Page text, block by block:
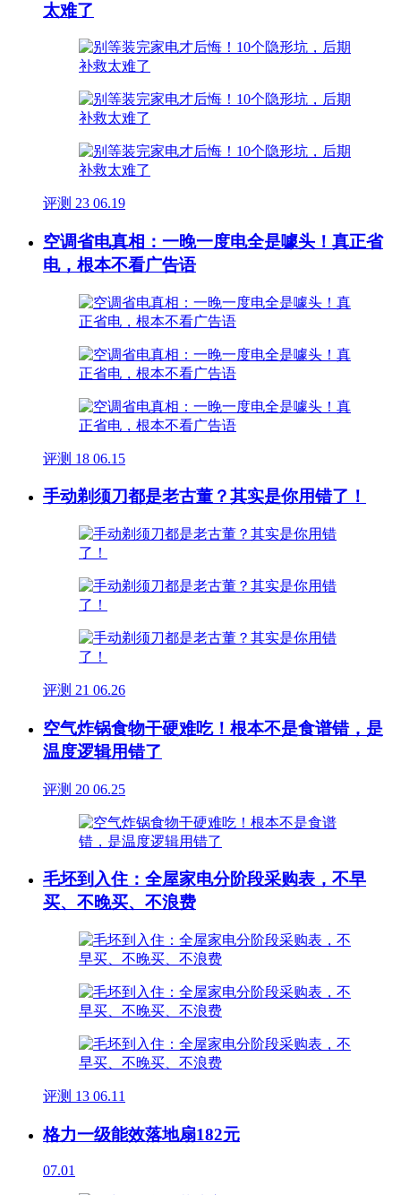
太难了
评测 23 06.19
空调省电真相：一晚一度电全是噱头！真正省
电，根本不看广告语
评测 18 06.15
手动剃须刀都是老古董？其实是你用错了！
评测 21 06.26
空气炸锅食物干硬难吃！根本不是食谱错，是
温度逻辑用错了
评测 20 06.25
毛坯到入住：全屋家电分阶段采购表，不早
买、不晚买、不浪费
评测 13 06.11
格力一级能效落地扇182元
07.01